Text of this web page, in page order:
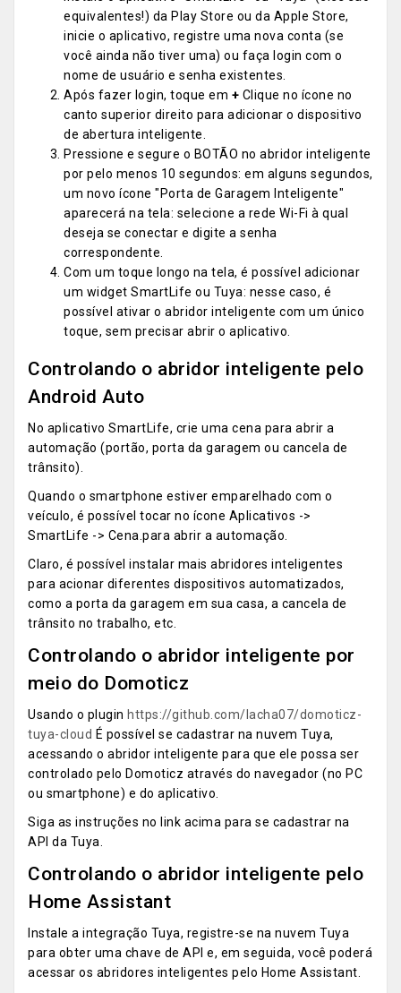
equivalentes!) da Play Store ou da Apple Store,
inicie o aplicativo, registre uma nova conta (se
você ainda não tiver uma) ou faça login com o
nome de usuário e senha existentes.
Após fazer login, toque em + Clique no ícone no
canto superior direito para adicionar o dispositivo
de abertura inteligente.
Pressione e segure o BOTÃO no abridor inteligente
por pelo menos 10 segundos: em alguns segundos,
um novo ícone "Porta de Garagem Inteligente"
aparecerá na tela: selecione a rede Wi-Fi à qual
deseja se conectar e digite a senha
correspondente.
Com um toque longo na tela, é possível adicionar
um widget SmartLife ou Tuya: nesse caso, é
possível ativar o abridor inteligente com um único
toque, sem precisar abrir o aplicativo.
Controlando o abridor inteligente pelo
Android Auto
No aplicativo SmartLife, crie uma cena para abrir a
automação (portão, porta da garagem ou cancela de
trânsito).
Quando o smartphone estiver emparelhado com o
veículo, é possível tocar no ícone Aplicativos ->
SmartLife -> Cena.para abrir a automação.
Claro, é possível instalar mais abridores inteligentes
para acionar diferentes dispositivos automatizados,
como a porta da garagem em sua casa, a cancela de
trânsito no trabalho, etc.
Controlando o abridor inteligente por
meio do Domoticz
Usando o plugin https://github.com/lacha07/domoticz-
tuya-cloud É possível se cadastrar na nuvem Tuya,
acessando o abridor inteligente para que ele possa ser
controlado pelo Domoticz através do navegador (no PC
ou smartphone) e do aplicativo.
Siga as instruções no link acima para se cadastrar na
API da Tuya.
Controlando o abridor inteligente pelo
Home Assistant
Instale a integração Tuya, registre-se na nuvem Tuya
para obter uma chave de API e, em seguida, você poderá
acessar os abridores inteligentes pelo Home Assistant.